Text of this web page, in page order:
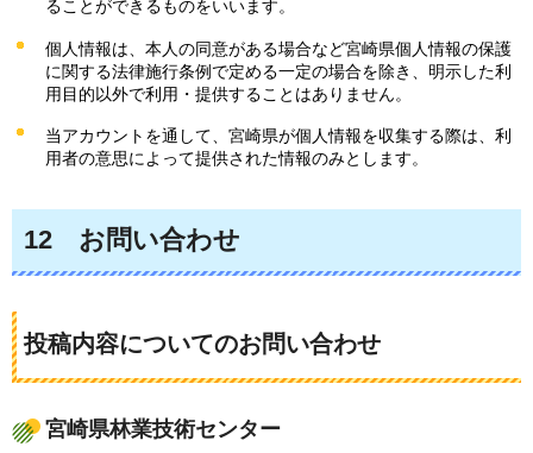
ることができるものをいいます。
個人情報は、本人の同意がある場合など宮崎県個人情報の保護
に関する法律施行条例で定める一定の場合を除き、明示した利
用目的以外で利用・提供することはありません。
当アカウントを通して、宮崎県が個人情報を収集する際は、利
用者の意思によって提供された情報のみとします。
12 お問い合わせ
投稿内容についてのお問い合わせ
宮崎県林業技術センター